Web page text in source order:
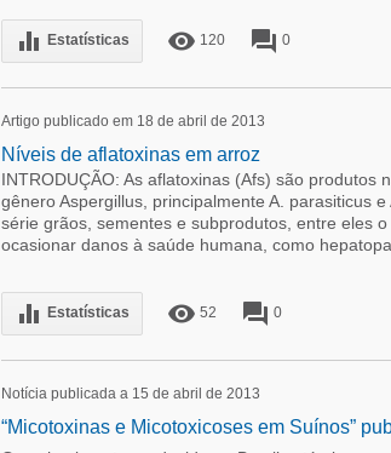
equalizer Estatísticas remove_red_eye 120 forum 0
Artigo publicado em 18 de abril de 2013
Níveis de aflatoxinas em arroz
INTRODUÇÃO: As aflatoxinas (Afs) são produtos
gênero Aspergillus, principalmente A. parasiticus
série grãos, sementes e subprodutos, entre eles
ocasionar danos à saúde humana, como
equalizer Estatísticas remove_red_eye 52 forum 0
Notícia publicada a 15 de abril de 2013
“Micotoxinas e Micotoxicoses em Suínos”